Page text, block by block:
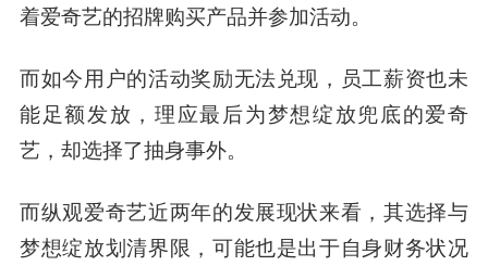
着爱奇艺的招牌购买产品并参加活动。
而如今用户的活动奖励无法兑现，员工薪资也未
能足额发放，理应最后为梦想绽放兜底的爱奇
艺，却选择了抽身事外。
而纵观爱奇艺近两年的发展现状来看，其选择与
梦想绽放划清界限，可能也是出于自身财务状况